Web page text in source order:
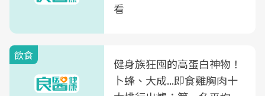
看
飲食
健身族狂囤的高蛋白神物！
卜蜂、大成...即食雞胸肉十